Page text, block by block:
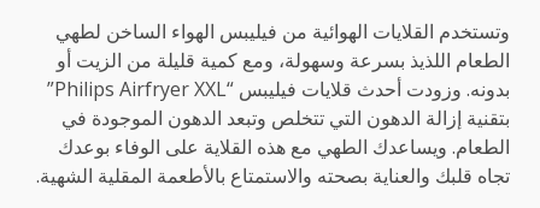
وتستخدم القلايات الهوائية من فيليبس الهواء الساخن لطهي
الطعام اللذيذ بسرعة وسهولة، ومع كمية قليلة من الزيت أو
بدونه. وزودت أحدث قلايات فيليبس “Philips Airfryer XXL”
بتقنية إزالة الدهون التي تتخلص وتبعد الدهون الموجودة في
الطعام. ويساعدك الطهي مع هذه القلاية على الوفاء بوعدك
تجاه قلبك والعناية بصحته والاستمتاع بالأطعمة المقلية الشهية.